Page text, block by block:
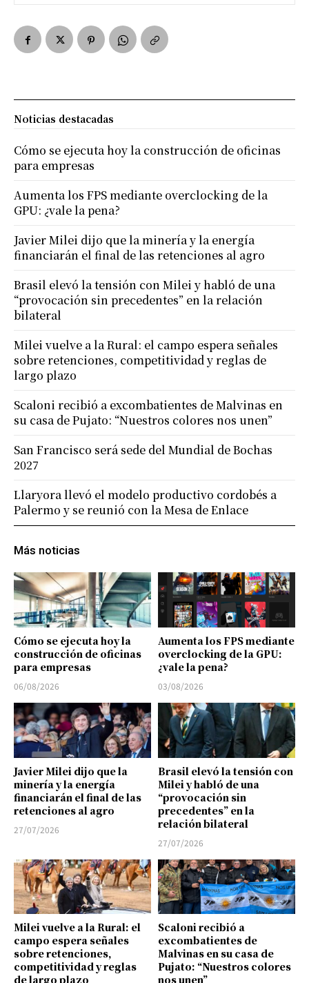
Más noticias
Cómo se ejecuta hoy la
construcción de oficinas
para empresas
06/08/2026
Aumenta los FPS mediante
overclocking de la GPU:
¿vale la pena?
03/08/2026
Javier Milei dijo que la
minería y la energía
financiarán el final de las
retenciones al agro
27/07/2026
Brasil elevó la tensión con
Milei y habló de una
“provocación sin
precedentes” en la
relación bilateral
27/07/2026
Milei vuelve a la Rural: el
campo espera señales
sobre retenciones,
competitividad y reglas
de largo plazo
Scaloni recibió a
excombatientes de
Malvinas en su casa de
Pujato: “Nuestros colores
nos unen”
Noticias destacadas
Cómo se ejecuta hoy la construcción de oficinas
para empresas
Aumenta los FPS mediante overclocking de la
GPU: ¿vale la pena?
Javier Milei dijo que la minería y la energía
financiarán el final de las retenciones al agro
Brasil elevó la tensión con Milei y habló de una
“provocación sin precedentes” en la relación
bilateral
Milei vuelve a la Rural: el campo espera señales
sobre retenciones, competitividad y reglas de
largo plazo
Scaloni recibió a excombatientes de Malvinas en
su casa de Pujato: “Nuestros colores nos unen”
San Francisco será sede del Mundial de Bochas
2027
Llaryora llevó el modelo productivo cordobés a
Palermo y se reunió con la Mesa de Enlace